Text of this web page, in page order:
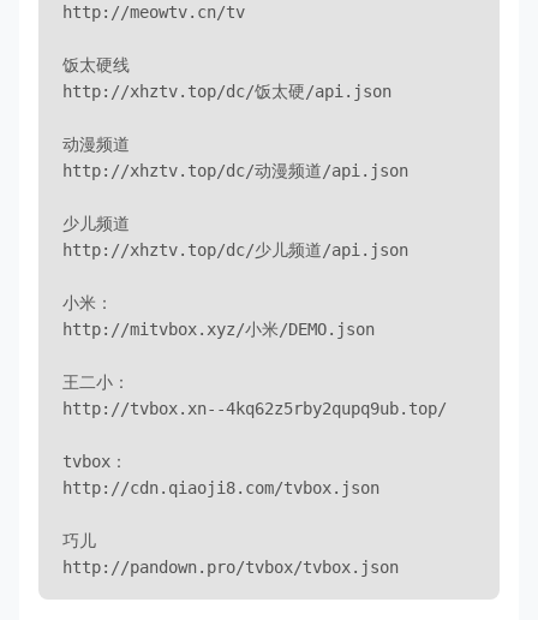
http://meowtv.cn/tv
饭太硬线
http://xhztv.top/dc/饭太硬/api.json
动漫频道
http://xhztv.top/dc/动漫频道/api.json
少儿频道
http://xhztv.top/dc/少儿频道/api.json
小米：
http://mitvbox.xyz/小米/DEMO.json
王二小：
http://tvbox.xn--4kq62z5rby2qupq9ub.top/
tvbox：
http://cdn.qiaoji8.com/tvbox.json
巧儿
http://pandown.pro/tvbox/tvbox.json